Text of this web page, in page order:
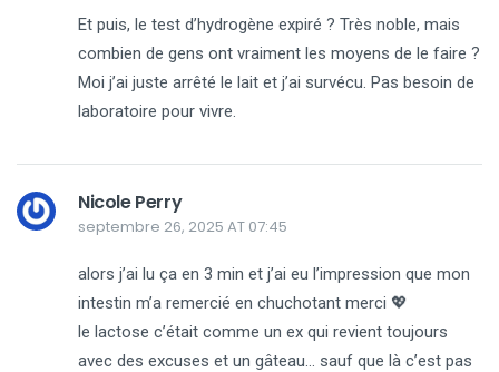
Et puis, le test d’hydrogène expiré ? Très noble, mais
combien de gens ont vraiment les moyens de le faire ?
Moi j’ai juste arrêté le lait et j’ai survécu. Pas besoin de
laboratoire pour vivre.
Nicole Perry
septembre 26, 2025 AT 07:45
alors j’ai lu ça en 3 min et j’ai eu l’impression que mon
intestin m’a remercié en chuchotant merci 💖
le lactose c’était comme un ex qui revient toujours
avec des excuses et un gâteau… sauf que là c’est pas